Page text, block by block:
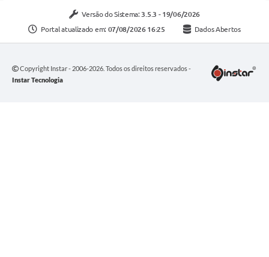
Versão do Sistema: 3.5.3 - 19/06/2026
Portal atualizado em: 07/08/2026 16:25 Dados Abertos
Copyright Instar - 2006-2026. Todos os direitos reservados -
Instar Tecnologia